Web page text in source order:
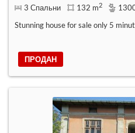
3 Спальни 132 m2
Stunning house for sale only 5
ПРОДАН